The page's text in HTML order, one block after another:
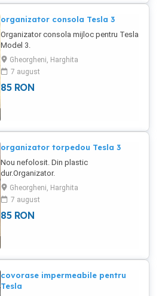
organizator consola Tesla 3
Organizator consola mijloc pentru Tesla
Model 3.
Gheorgheni, Harghita
7 august
85 RON
organizator torpedou Tesla 3
Nou nefolosit. Din plastic
dur.Organizator.
Gheorgheni, Harghita
7 august
85 RON
covorase impermeabile pentru
Tesla